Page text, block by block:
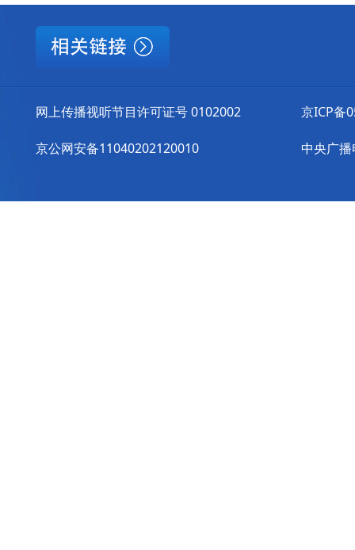
网上传播视听节目许可证号 0102002
京公网安备11040202120010
京ICP备
中央广